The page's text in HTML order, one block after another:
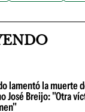
lamentó la muerte
José Breijo: "Otra